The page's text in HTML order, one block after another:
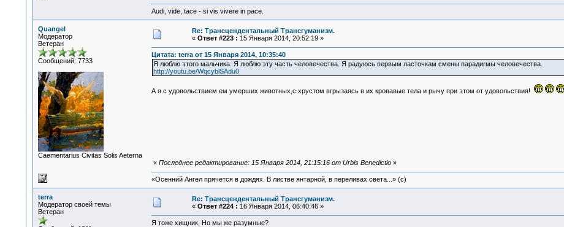
Audi, vide, tace - si vis vivere in pace.
Quangel
Модератор
Ветеран
Сообщений: 7733
Сaementarius Civitas Solis Aeterna
Re: Трансцендентальный Трансгуманизм.
« Ответ #223 : 15 Января 2014, 20:52:19 »
Цитата: terra от 15 Января 2014, 10:35:40
Я люблю этого мальчика. Я люблю эту часть человечества. Я радуюсь первым ласточкам смены парадигмы человечества.
http://youtu.be/WqcyblSAdu0
А я с удовольствием ем умерших животных,с хрустом вгрызаясь в их кровавые тела и рычу при этом от удовольствия!
« Последнее редактирование: 15 Января 2014, 21:15:16 от Urbis Benedictio»
«Осенний Ангел прячется в дождях. В листве янтарной, в переливах света...» (c)
terra
Модератор своей темы
Ветеран
Re: Трансцендентальный Трансгуманизм.
« Ответ #224 : 16 Января 2014, 06:40:46 »
Я тоже хищник. Но мы же разумные?